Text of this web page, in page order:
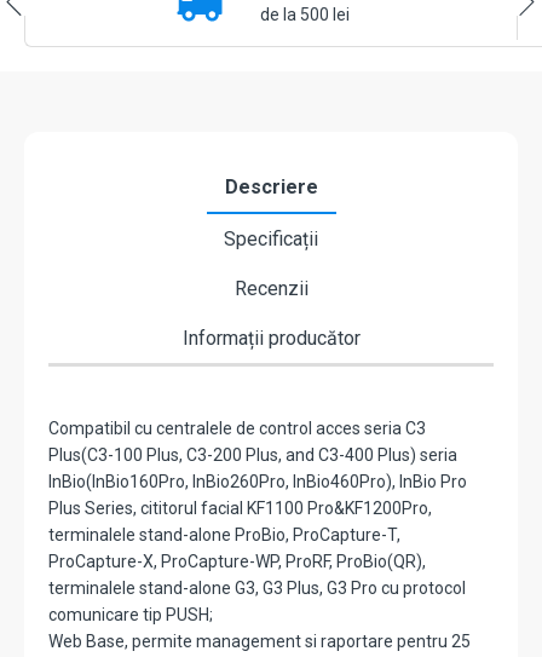
de la 500 lei
Descriere
Specificații
Recenzii
Informații producător
Compatibil cu centralele de control acces seria C3
Plus(C3-100 Plus, C3-200 Plus, and C3-400 Plus) seria
InBio(InBio160Pro, InBio260Pro, InBio460Pro), InBio Pro
Plus Series, cititorul facial KF1100 Pro&KF1200Pro,
terminalele stand-alone ProBio, ProCapture-T,
ProCapture-X, ProCapture-WP, ProRF, ProBio(QR),
terminalele stand-alone G3, G3 Plus, G3 Pro cu protocol
comunicare tip PUSH;
Web Base, permite management si raportare pentru 25